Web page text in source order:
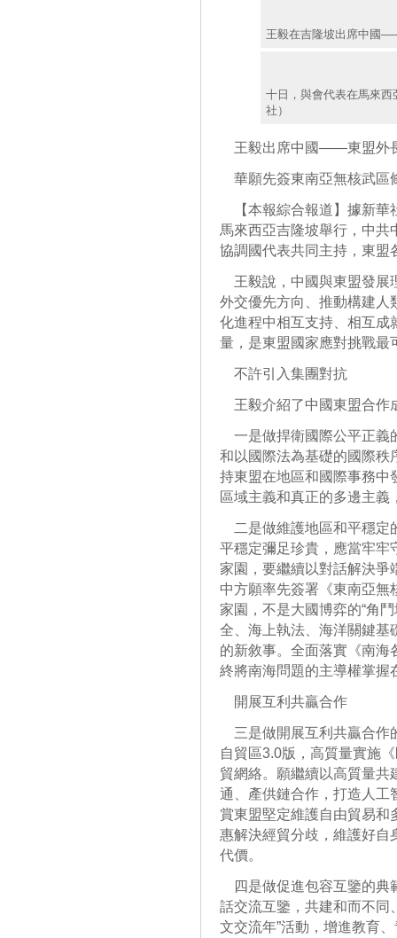
王毅在吉隆坡出席中國
十日，與會代表在馬來
社）
王毅出席中國——東盟外
華願先簽東南亞無核武區
【本報綜合報道】據新華
馬來西亞吉隆坡舉行，中共
協調國代表共同主持，東盟
王毅說，中國與東盟發展
外交優先方向、推動構建人
化進程中相互支持、相互成
量，是東盟國家應對挑戰最
不許引入集團對抗
王毅介紹了中國東盟合作
一是做捍衛國際公平正義
和以國際法為基礎的國際秩
持東盟在地區和國際事務中
區域主義和真正的多邊主
二是做維護地區和平穩定
平穩定彌足珍貴，應當牢牢
家園，要繼續以對話解決爭
中方願率先簽署《東南亞無
家園，不是大國博弈的“角
全、海上執法、海洋關鍵基
的新敘事。全面落實《南海
終將南海問題的主導權掌握
開展互利共贏合作
三是做開展互利共贏合作
自貿區3.0版，高質量實施
貿網絡。願繼續以高質量共
通、產供鏈合作，打造人工
賞東盟堅定維護自由貿易和
惠解決經貿分歧，維護好自
代價。
四是做促進包容互鑒的典
話交流互鑒，共建和而不同
文交流年”活動，增進教育